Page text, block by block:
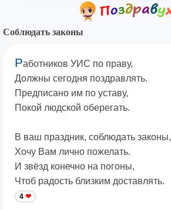
Соблюдать законы
Работников УИС по праву,
Должны сегодня поздравлять.
Предписано им по уставу,
Покой людской оберегать.
В ваш праздник, соблюдать законы,
Хочу Вам лично пожелать.
И звёзд конечно на погоны,
Чтоб радость близким доставлять.
4